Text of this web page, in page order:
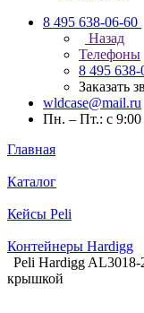
8 495 638-06-60
Назад
Телефоны
8 495 638-
Заказать
wldcase@mail.ru
Пн. – Пт.: с 9:00
Главная
Каталог
Кейсы Peli
Контейнеры Hardigg
Peli Hardigg
крышкой